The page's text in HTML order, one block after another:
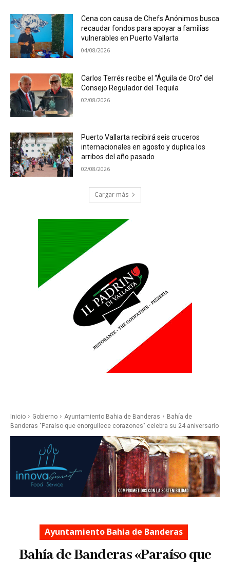
Cena con causa de Chefs Anónimos busca
recaudar fondos para apoyar a familias
vulnerables en Puerto Vallarta
04/08/2026
Carlos Terrés recibe el “Águila de Oro” del
Consejo Regulador del Tequila
02/08/2026
Puerto Vallarta recibirá seis cruceros
internacionales en agosto y duplica los
arribos del año pasado
02/08/2026
Cargar más